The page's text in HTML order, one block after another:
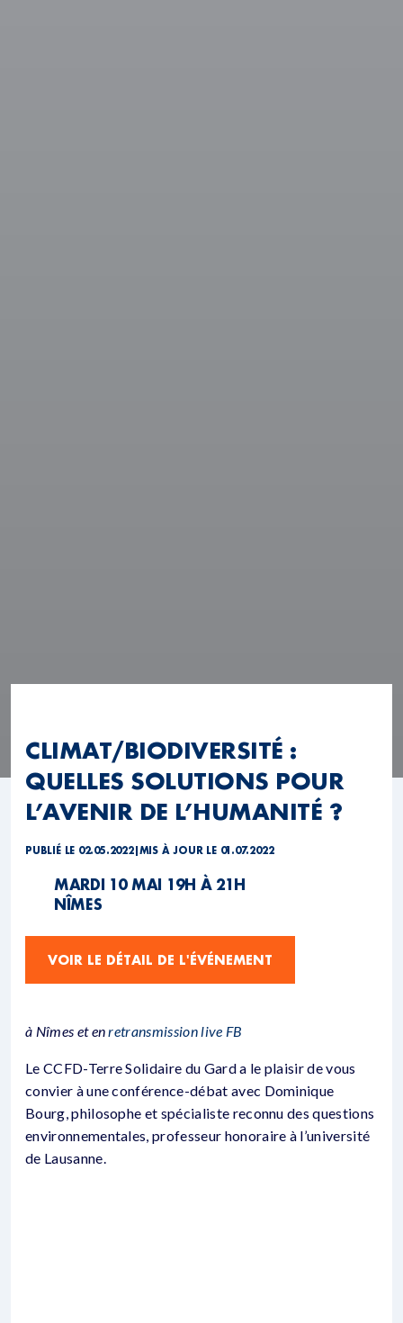
CLIMAT/BIODIVERSITÉ :
QUELLES SOLUTIONS POUR
L’AVENIR DE L’HUMANITÉ ?
PUBLIÉ LE 02.05.2022| MIS À JOUR LE 01.07.2022
MARDI 10 MAI 19H À 21H
NÎMES
VOIR LE DÉTAIL DE L'ÉVÉNEMENT
à Nîmes et enretransmission live FB
Le CCFD-Terre Solidaire du Gard a le plaisir de vous
convier à une conférence-débat avec Dominique
Bourg, philosophe et spécialiste reconnu des questions
environnementales, professeur honoraire à l’université
de Lausanne.